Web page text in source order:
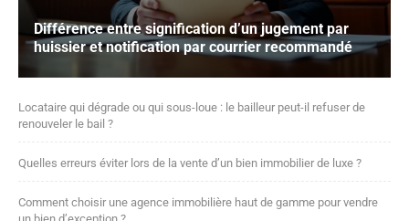
Différence entre signification d’un jugement par
huissier et notification par courrier recommandé
Locataire qui dégrade ou qui sous-loue : le bailleur peut-il refuser de
renouveler le bail ?
Quelles erreurs éviter lors de la vente d’un bien immobilier de luxe ?
Comment choisir une agence immobilière haut de gamme pour vendre